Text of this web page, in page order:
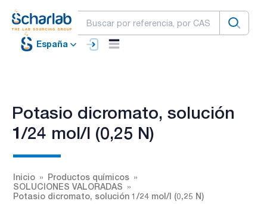
España
Potasio dicromato, solución
1/24 mol/l (0,25 N)
Inicio
Productos químicos
SOLUCIONES VALORADAS
Potasio dicromato, solución 1/24 mol/l (0,25 N)